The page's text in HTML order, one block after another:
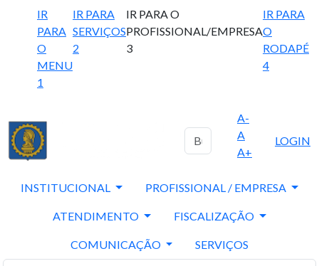
IR
PARA
O
MENU
1
IR PARA
SERVIÇOS
2
IR PARA O
PROFISSIONAL/EMPRESA
3
IR PARA
O
RODAPÉ
4
A-
A
A+
LOGIN
INSTITUCIONAL PROFISSIONAL / EMPRESA
ATENDIMENTO FISCALIZAÇÃO
COMUNICAÇÃO SERVIÇOS